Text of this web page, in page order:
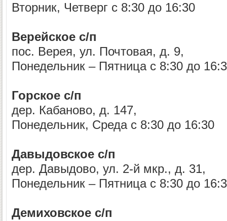
Вторник, Четверг с 8:30 до 16:30
Верейское с/п
пос. Верея, ул. Почтовая, д. 9,
Понедельник – Пятница с 8:30 до
Горское с/п
дер. Кабаново, д. 147,
Понедельник, Среда с 8:30 до 16:30
Давыдовское с/п
дер. Давыдово, ул. 2-й мкр., д. 31,
Понедельник – Пятница с 8:30 до
Демиховское с/п